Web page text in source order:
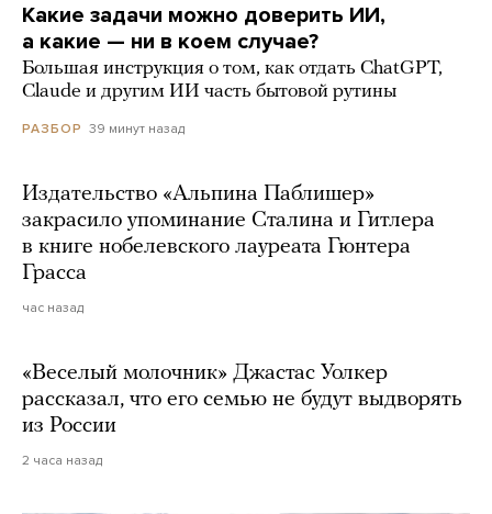
Какие задачи можно доверить ИИ,
а какие — ни в коем случае?
Большая инструкция о том, как отдать ChatGPT,
Claude и другим ИИ часть бытовой рутины
РАЗБОР 39 минут назад
Издательство «Альпина Паблишер»
закрасило упоминание Сталина и Гитлера
в книге нобелевского лауреата Гюнтера
Грасса
час назад
«Веселый молочник» Джастас Уолкер
рассказал, что его семью не будут выдворять
из России
2 часа назад